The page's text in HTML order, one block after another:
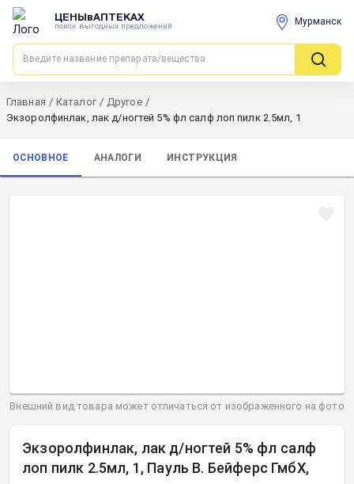
ЦЕНЫвАПТЕКАХ
поиск выгодных предложений Мурманск
Главная / Каталог / Другое /
Экзоролфинлак, лак д/ногтей 5% фл салф лоп пилк 2.5мл, 1
ОСНОВНОЕ АНАЛОГИ ИНСТРУКЦИЯ
Экзоролфинлак, лак д/ногтей 5% фл салф
лоп пилк 2.5мл, 1, Пауль В. Бейферс ГмбХ,
Внешний вид товара может отличаться от изображенного на фото